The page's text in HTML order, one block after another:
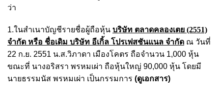
ว่า
1.ในสำเนาบัญชีรายชื่อผู้ถือหุ้น บริษัท ตลาดคลองเตย (2551)
จำกัด หรือ ชื่อเดิม บริษัท อีเกิ้ล โปรเฟสชันแนล จำกัด ณ วันที่
22 ก.ย. 2551 น.ส.วิภาดา เมืองโคตร ถือจำนวน 1,000 หุ้น
ขณะที่ นางอริสรา พรหมเผ่า ถือหุ้นใหญ่ 90,000 หุ้น โดยมี
นายธรรมนัส พรหมเผ่า เป็นกรรมการ (ดูเอกสาร)